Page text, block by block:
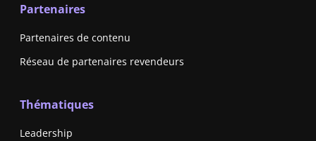
Partenaires
Partenaires de contenu
Réseau de partenaires revendeurs
Thématiques
Leadership